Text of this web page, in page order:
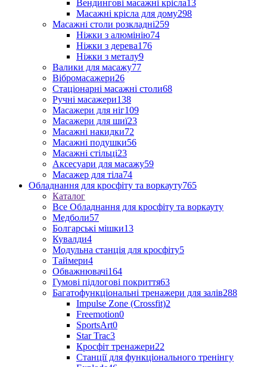
Вендингові масажні крісла13
Масажні крісла для дому298
Масажні столи розкладні259
Ніжки з алюмінію74
Ніжки з дерева176
Ніжки з металу9
Валики для масажу77
Вібромасажери26
Стаціонарні масажні столи68
Ручні масажери138
Масажери для ніг109
Масажери для шиї23
Масажні накидки72
Масажні подушки56
Масажні стільці23
Аксесуари для масажу59
Масажер для тіла74
Обладнання для кросфіту та воркауту765
Каталог
Все Обладнання для кросфіту та воркауту
Медболи57
Болгарські мішки13
Кувалди4
Модульна станція для кросфіту5
Таймери4
Обважнювачі164
Гумові підлогові покриття63
Багатофункціональні тренажери для залів288
Impulse Zone (Crossfit)2
Freemotion0
SportsArt0
Star Trac3
Кросфіт тренажери22
Станції для функціонального тренінгу